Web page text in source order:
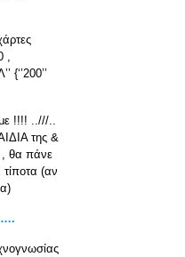
,
!!!! ..///..
της &
, θα πάνε
(αν